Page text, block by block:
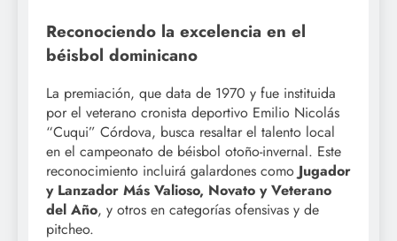
Reconociendo la excelencia en el
béisbol dominicano
La premiación, que data de 1970 y fue instituida
por el veterano cronista deportivo Emilio Nicolás
“Cuqui” Córdova, busca resaltar el talento local
en el campeonato de béisbol otoño-invernal. Este
reconocimiento incluirá galardones como Jugador
y Lanzador Más Valioso, Novato y Veterano
del Año, y otros en categorías ofensivas y de
pitcheo.